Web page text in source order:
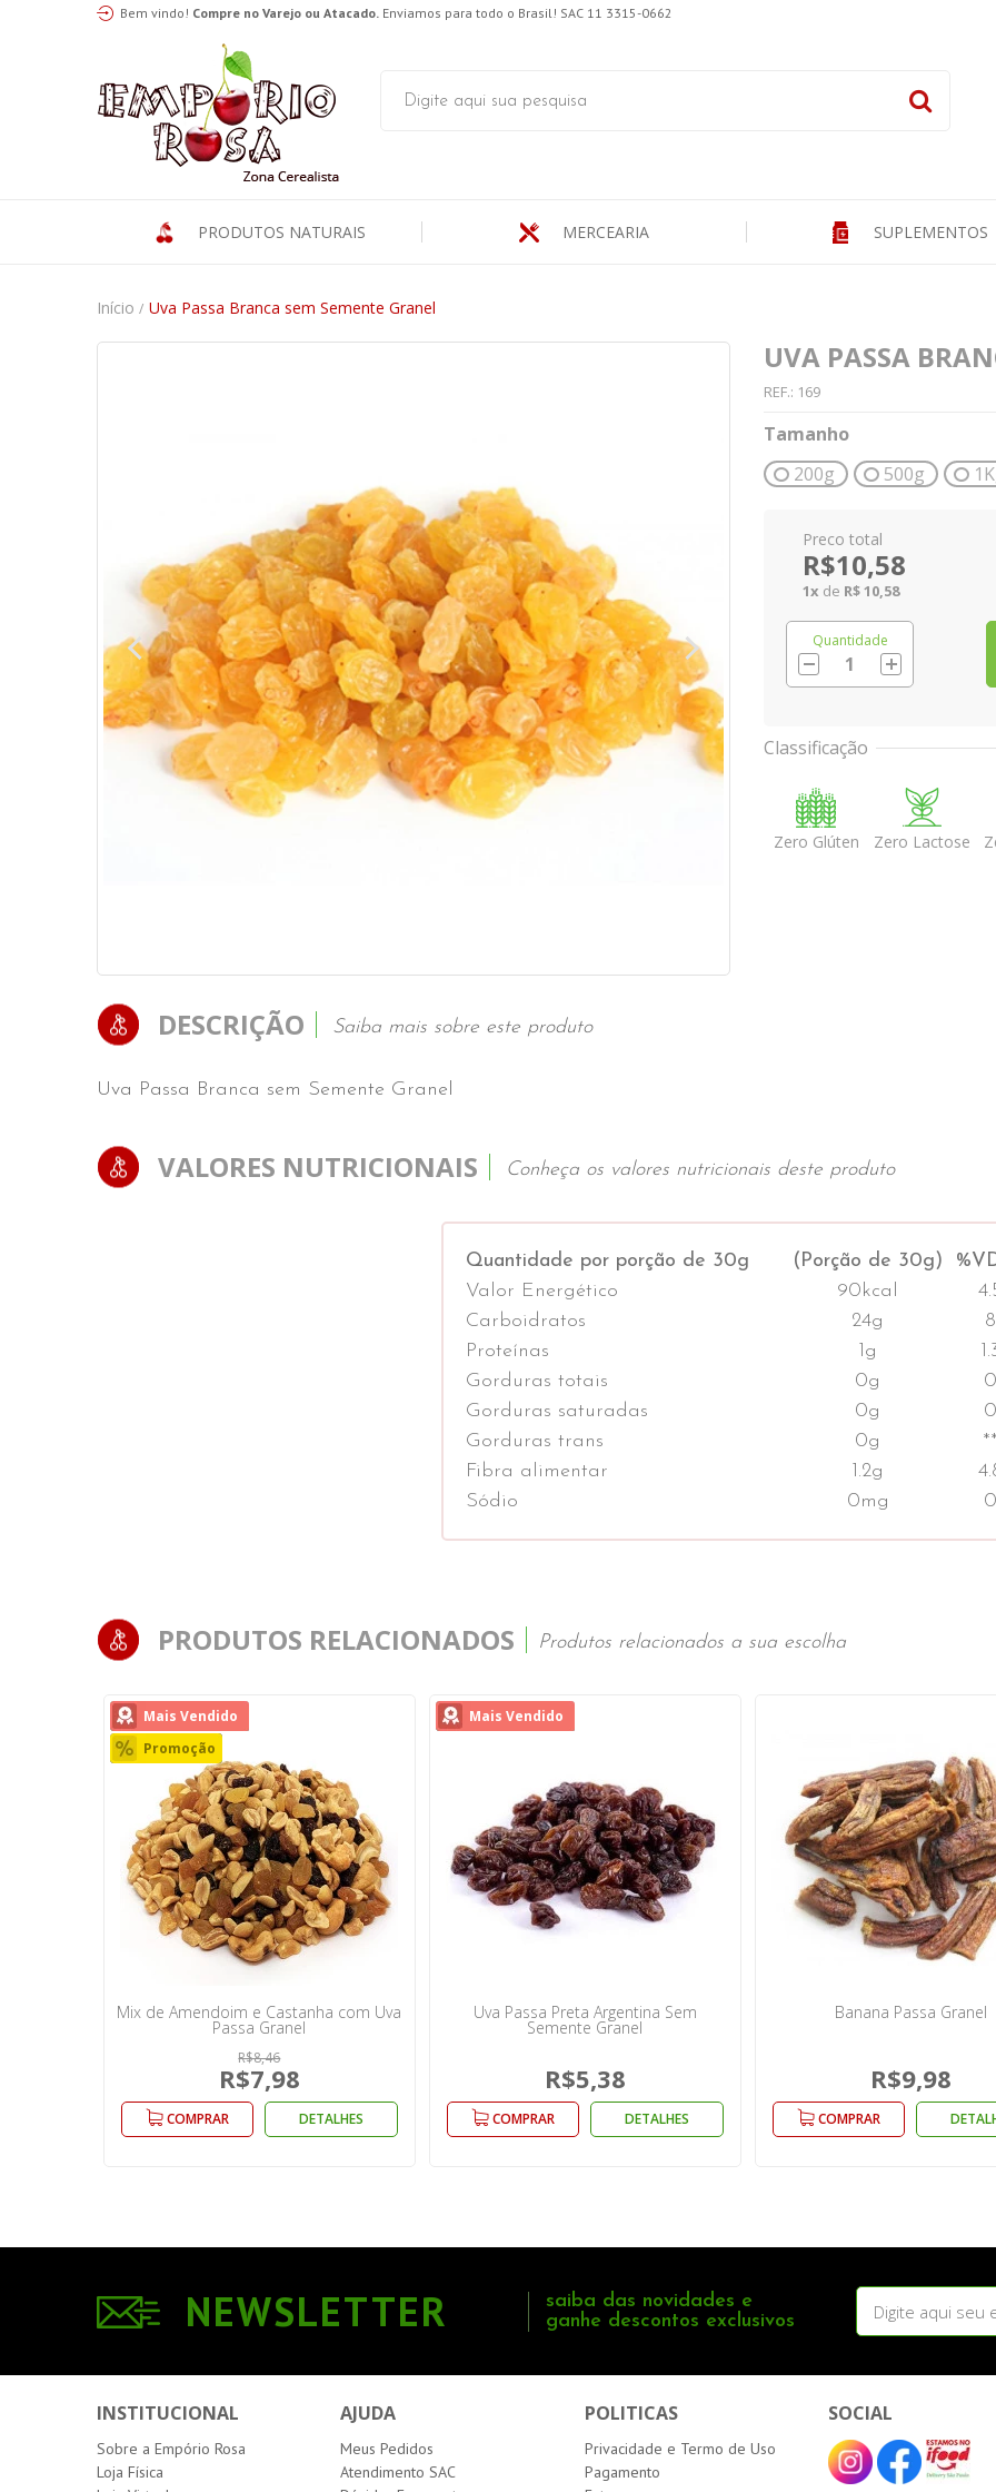
Bem vindo! Compre no Varejo ou Atacado. Enviamos para todo o Brasil! SAC 11 3315-0662
PRODUTOS NATURAIS MERCEARIA SUPLEMENTOS
Início / Uva Passa Branca sem Semente Granel
UVA PASSA
REF.: 169
Tamanho
200g
500g
R$10,58
1x de R$ 10,58
Quantidade
Classificação
Zero Glúten Zero Lactose
DESCRIÇÃO Saiba mais sobre este produto
Uva Passa Branca sem Semente Granel
VALORES NUTRICIONAIS Conheça os valores nutricionais deste produto
Quantidade por porção de 30g (Porção de 30g)
Valor Energético
90kcal
Carboidratos
24g
8
Proteínas
1g
Gorduras totais
0g
0
Gorduras saturadas
0g
0
Gorduras trans
0g
**
Fibra alimentar
1.2g
Sódio
0mg 0
PRODUTOS RELACIONADOS Produtos relacionados a sua escolha
Mais Vendido
Promoção
Mix de Amendoim e Castanha com Uva
Passa Granel
R$8,46
R$7,98
COMPRAR DETALHES
Mais Vendido
Uva Passa Preta Argentina Sem
Semente Granel
R$5,38
COMPRAR DETALHES
Banana Passa Granel
R$9,98
COMPRAR
NEWSLETTER
saiba das novidades e
ganhe descontos exclusivos
INSTITUCIONAL
Sobre a Empório Rosa
Loja Física
AJUDA
Meus Pedidos
Atendimento SAC
POLITICAS
Privacidade e Termo de Uso
Pagamento
SOCIAL